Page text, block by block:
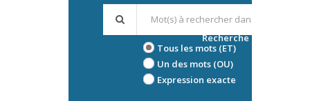
Tous les mots (ET)
Un des mots (OU)
Expression exacte
Recherche avancée